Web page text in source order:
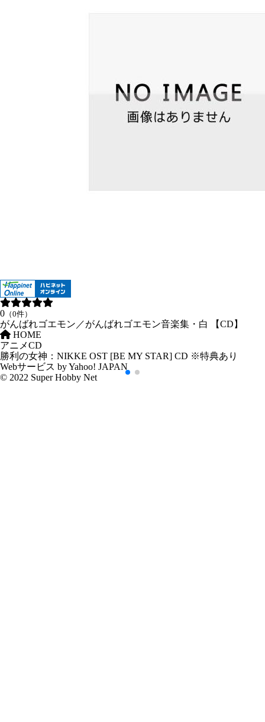
0 （0件）
がんばれゴエモン／がんばれゴエモン音楽集・白 【CD】
HOME
アニメCD
勝利の女神：NIKKE OST [BE MY STAR] CD ※特典あり
Webサービス by Yahoo! JAPAN
© 2022 Super Hobby Net